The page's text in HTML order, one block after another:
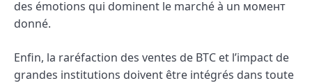
des émotions qui dominent le marché à un момент
donné.
Enfin, la raréfaction des ventes de BTC et l’impact de
grandes institutions doivent être intégrés dans toute